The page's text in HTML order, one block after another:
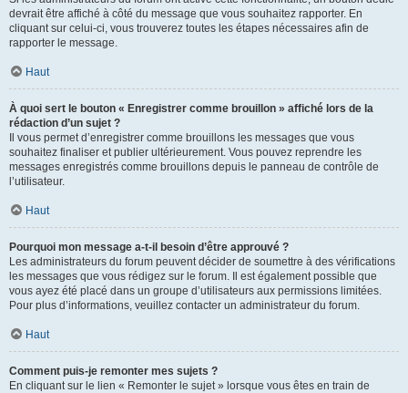
devrait être affiché à côté du message que vous souhaitez rapporter. En
cliquant sur celui-ci, vous trouverez toutes les étapes nécessaires afin de
rapporter le message.
Haut
À quoi sert le bouton « Enregistrer comme brouillon » affiché lors de la
rédaction d’un sujet ?
Il vous permet d’enregistrer comme brouillons les messages que vous
souhaitez finaliser et publier ultérieurement. Vous pouvez reprendre les
messages enregistrés comme brouillons depuis le panneau de contrôle de
l’utilisateur.
Haut
Pourquoi mon message a-t-il besoin d’être approuvé ?
Les administrateurs du forum peuvent décider de soumettre à des vérifications
les messages que vous rédigez sur le forum. Il est également possible que
vous ayez été placé dans un groupe d’utilisateurs aux permissions limitées.
Pour plus d’informations, veuillez contacter un administrateur du forum.
Haut
Comment puis-je remonter mes sujets ?
En cliquant sur le lien « Remonter le sujet » lorsque vous êtes en train de